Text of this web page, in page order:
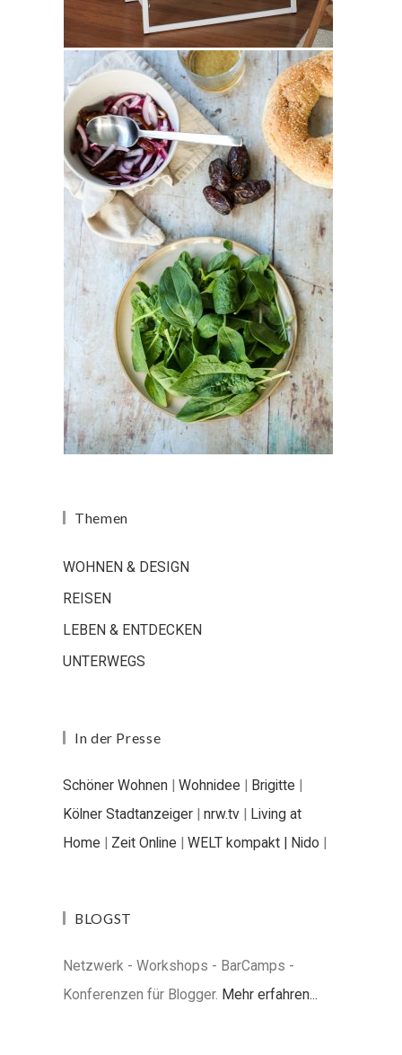
Themen
WOHNEN & DESIGN
REISEN
LEBEN & ENTDECKEN
UNTERWEGS
In der Presse
Schöner Wohnen | Wohnidee | Brigitte |
Kölner Stadtanzeiger | nrw.tv | Living at
Home | Zeit Online | WELT kompakt | Nido |
BLOGST
Netzwerk - Workshops - BarCamps -
Konferenzen für Blogger. Mehr erfahren...